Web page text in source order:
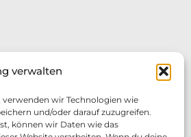
verwalten
wir Technologien wie
und/oder darauf zuzugreifen.
können wir Daten wie das